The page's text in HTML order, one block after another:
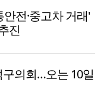
안전·중고차 거래'
진
의회…오는 10일